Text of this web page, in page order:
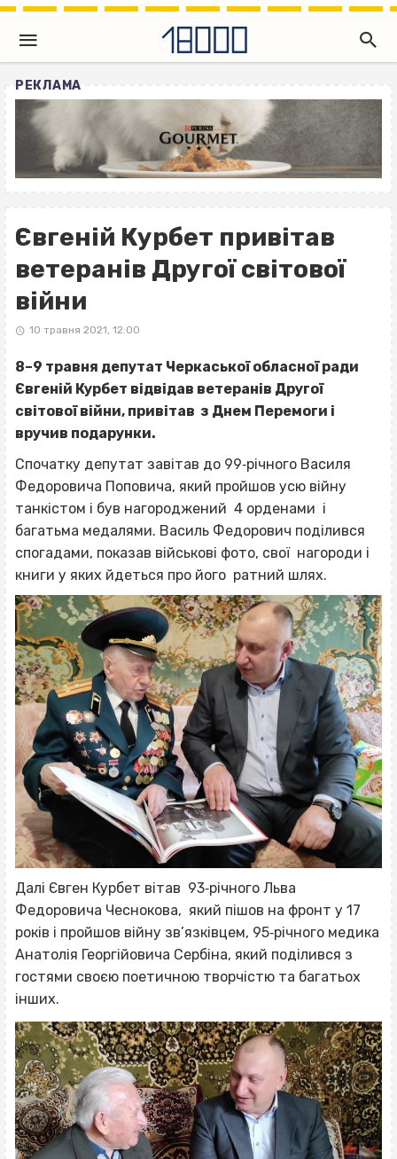
РЕКЛАМА
Євгеній Курбет привітав
ветеранів Другої світової
війни
10 травня 2021, 12:00
8–9 травня депутат Черкаської обласної ради
Євгеній Курбет відвідав ветеранів Другої
світової війни, привітав з Днем Перемоги і
вручив подарунки.
Спочатку депутат завітав до 99‐річного Василя
Федоровича Поповича, який пройшов усю війну
танкістом і був нагороджений 4 орденами і
багатьма медалями. Василь Федорович поділився
спогадами, показав військові фото, свої нагороди і
книги у яких йдеться про його ратний шлях.
Далі Євген Курбет вітав 93‐річного Льва
Федоровича Чеснокова, який пішов на фронт у 17
років і пройшов війну зв’язківцем, 95‐річного медика
Анатолія Георгійовича Сербіна, який поділився з
гостями своєю поетичною творчістю та багатьох
інших.